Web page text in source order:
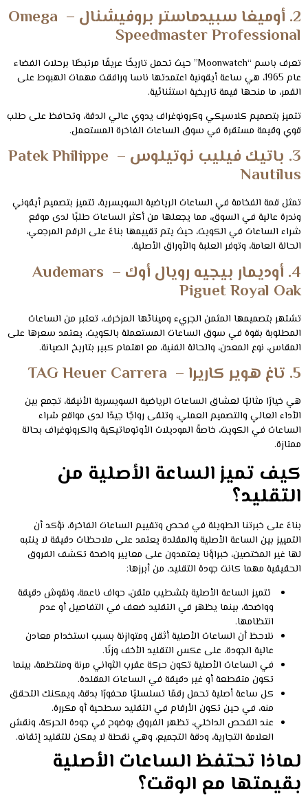
2. أوميغا سبيدماستر بروفيشنال – Omega
Speedmaster Professional
تعرف باسم “Moonwatch” حيث تحمل تاريخًا عريقًا مرتبطًا برحلات الفضاء
عام 1965، هي ساعة أيقونية اعتمدتها ناسا ورافقت مهمات الهبوط على
القمر، ما منحها قيمة تاريخية استثنائية.
تتميز بتصميم كلاسيكي وكرونوغراف يدوي عالي الدقة، وتحافظ على طلب
قوي وقيمة مستقرة في سوق الساعات الفاخرة المستعمل.
3. باتيك فيليب نوتيلوس – Patek Philippe
Nautilus
تمثل قمة الفخامة في الساعات الرياضية السويسرية، تتميز بتصميم أيقوني
وندرة عالية في السوق، مما يجعلها من أكثر الساعات طلبًا لدى موقع
شراء الساعات في الكويت، حيث يتم تقييمها بناءً على الرقم المرجعي،
الحالة العامة، وتوفر العلبة والأوراق الأصلية.
4. أوديمار بيجيه رويال أوك – Audemars
Piguet Royal Oak
تشتهر بتصميمها المثمن الجريء ومينائها المزخرف، تعتبر من الساعات
المطلوبة بقوة في سوق الساعات المستعملة بالكويت، يعتمد سعرها على
المقاس، نوع المعدن، والحالة الفنية، مع اهتمام كبير بتاريخ الصيانة.
5. تاغ هوير كاريرا – TAG Heuer Carrera
هي خيارًا مثاليًا لعشاق الساعات الرياضية السويسرية الأنيقة، تجمع بين
الأداء العالي والتصميم العملي، وتلقى رواجًا جيدًا لدى مواقع شراء
الساعات في الكويت، خاصةً الموديلات الأوتوماتيكية والكرونوغراف بحالة
ممتازة.
كيف تميز الساعة الأصلية من
التقليد؟
بناءً على خبرتنا الطويلة في فحص وتقييم الساعات الفاخرة، نؤكد أن
التمييز بين الساعة الأصلية والمقلدة يعتمد على ملاحظات دقيقة لا ينتبه
لها غير المختصين، خبراؤنا يعتمدون على معايير واضحة تكشف الفروق
الحقيقية مهما كانت جودة التقليد، من أبرزها:
تتميز الساعة الأصلية بتشطيب متقن، حواف ناعمة، ونقوش دقيقة
وواضحة، بينما يظهر في التقليد ضعف في التفاصيل أو عدم
انتظامها.
نلاحظ أن الساعات الأصلية أثقل ومتوازنة بسبب استخدام معادن
عالية الجودة، على عكس التقليد الأخف وزنًا.
في الساعات الأصلية تكون حركة عقرب الثواني مرنة ومنتظمة، بينما
تكون متقطعة أو غير دقيقة في الساعات المقلدة.
كل ساعة أصلية تحمل رقمًا تسلسليًا محفورًا بدقة، ويمكنك التحقق
منه، في حين تكون الأرقام في التقليد سطحية أو مكررة.
عند الفحص الداخلي، تظهر الفروق بوضوح في جودة الحركة، ونقش
العلامة التجارية، ودقة التجميع، وهي نقطة لا يمكن للتقليد إتقانه.
لماذا تحتفظ الساعات الأصلية
بقيمتها مع الوقت؟